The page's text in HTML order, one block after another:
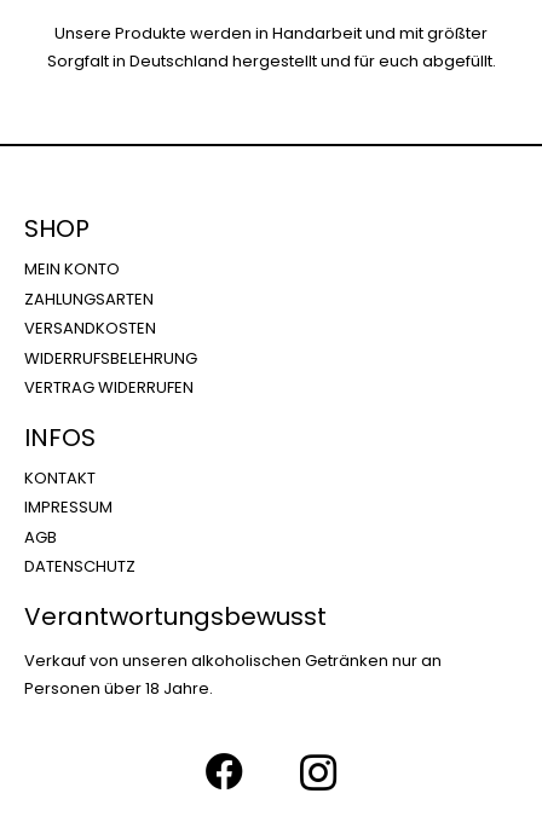
Unsere Produkte werden in Handarbeit und mit größter
Sorgfalt in Deutschland hergestellt und für euch abgefüllt.
SHOP
MEIN KONTO
ZAHLUNGSARTEN
VERSANDKOSTEN
WIDERRUFSBELEHRUNG
VERTRAG WIDERRUFEN
INFOS
KONTAKT
IMPRESSUM
AGB
DATENSCHUTZ
Verantwortungsbewusst
Verkauf von unseren alkoholischen Getränken nur an
Personen über 18 Jahre.